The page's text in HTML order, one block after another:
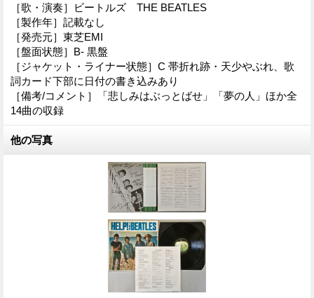
［歌・演奏］ビートルズ THE BEATLES
［製作年］記載なし
［発売元］東芝EMI
［盤面状態］B- 黒盤
［ジャケット・ライナー状態］C 帯折れ跡・天少やぶれ、歌
詞カード下部に日付の書き込みあり
［備考/コメント］「悲しみはぶっとばせ」「夢の人」ほか全
14曲の収録
他の写真